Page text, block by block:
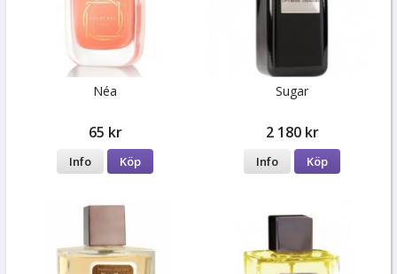
Néa
65 kr
Info Köp
Sugar
2 180 kr
Info Köp